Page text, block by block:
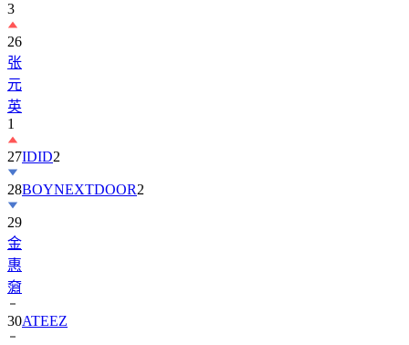
3
26
张
元
英
1
27IDID2
28BOYNEXTDOOR2
29
金
惠
奫
30ATEEZ